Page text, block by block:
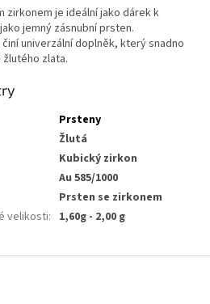
zirkonem je ideální jako dárek k
jemný zásnubní prsten.
univerzální doplněk, který snadno
zlata.
Prsteny
Žlutá
Kubický zirkon
Au 585/1000
Prsten se zirkonem
velikosti: 1,60g - 2,00 g